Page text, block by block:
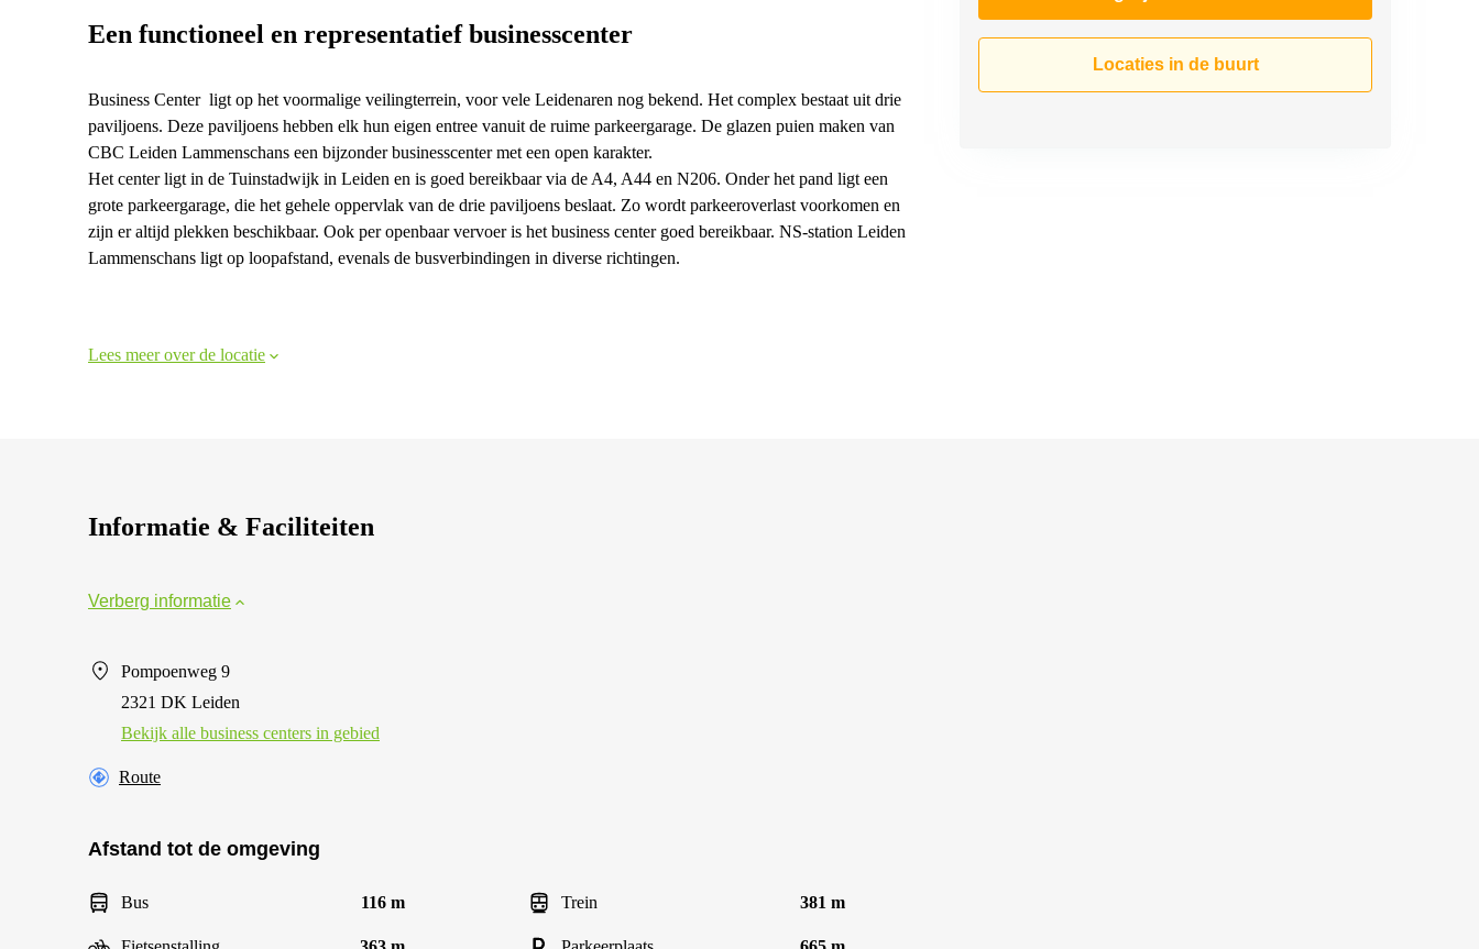
Locaties in de buurt
Een functioneel en representatief businesscenter
Business Center ligt op het voormalige veilingterrein, voor vele Leidenaren nog bekend. Het complex bestaat uit drie
paviljoens. Deze paviljoens hebben elk hun eigen entree vanuit de ruime parkeergarage. De glazen puien maken van
CBC Leiden Lammenschans een bijzonder businesscenter met een open karakter.
Het center ligt in de Tuinstadwijk in Leiden en is goed bereikbaar via de A4, A44 en N206. Onder het pand ligt een
grote parkeergarage, die het gehele oppervlak van de drie paviljoens beslaat. Zo wordt parkeeroverlast voorkomen en
zijn er altijd plekken beschikbaar. Ook per openbaar vervoer is het business center goed bereikbaar. NS-station Leiden
Lammenschans ligt op loopafstand, evenals de busverbindingen in diverse richtingen.
Lees meer over de locatie
Informatie & Faciliteiten
Verberg informatie
Pompoenweg 9
2321 DK Leiden
Bekijk alle business centers in gebied
Route
Afstand tot de omgeving
Bus 116 m Trein 381 m